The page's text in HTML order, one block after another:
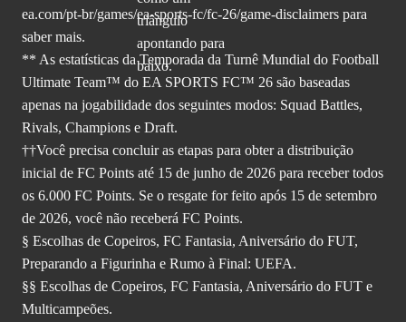
ea.com/pt-br/games/ea-sports-fc/fc-26/game-disclaimers para
saber mais.
** As estatísticas da Temporada da Turnê Mundial do Football
Ultimate Team™ do EA SPORTS FC™ 26 são baseadas
apenas na jogabilidade dos seguintes modos: Squad Battles,
Rivals, Champions e Draft.
††Você precisa concluir as etapas para obter a distribuição
inicial de FC Points até 15 de junho de 2026 para receber todos
os 6.000 FC Points. Se o resgate for feito após 15 de setembro
de 2026, você não receberá FC Points.
§ Escolhas de Copeiros, FC Fantasia, Aniversário do FUT,
Preparando a Figurinha e Rumo à Final: UEFA.
§§ Escolhas de Copeiros, FC Fantasia, Aniversário do FUT e
Multicampeões.